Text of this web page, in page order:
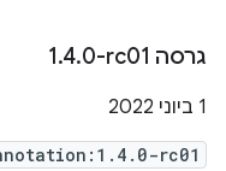
גרסה ‎1 .4.0-rc01
‫1 ביוני 2022
rc01